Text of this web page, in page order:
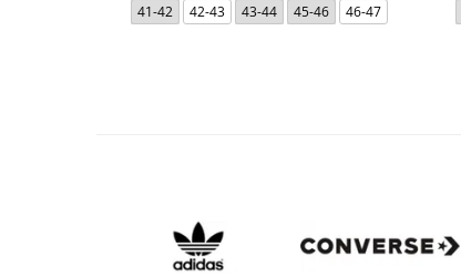
41-42
42-43 43-44 45-46 46-47